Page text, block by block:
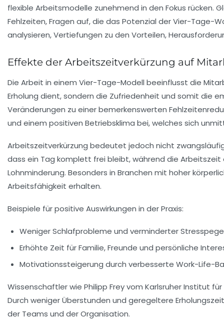
flexible Arbeitsmodelle zunehmend in den Fokus rücken.
Fehlzeiten, Fragen auf, die das Potenzial der Vier-Tage-
analysieren, Vertiefungen zu den Vorteilen,
Effekte der Arbeitszeitverkürzung auf
Die Arbeit in einem Vier-Tage-Modell beeinflusst die
Erholung dient, sondern die Zufriedenheit und somit die
Veränderungen zu einer bemerkenswerten
und einem positiven Betriebsklima bei, welches sich
Arbeitszeitverkürzung bedeutet jedoch nicht
dass ein Tag komplett frei bleibt, während die
Lohnminderung. Besonders in Branchen mit hoher
Arbeitsfähigkeit erhalten.
Beispiele für positive Auswirkungen in der Praxis:
Weniger Schlafprobleme und verminderter
Erhöhte Zeit für Familie, Freunde und persönliche
Motivationssteigerung durch verbesserte Work-Life-
Wissenschaftler wie Philipp Frey vom Karlsruher Institut
Durch weniger Überstunden und geregeltere
der Teams und der Organisation.